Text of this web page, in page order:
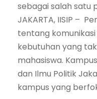
sebagai salah satu
JAKARTA, IISIP –
tentang
kebutuhan yang
mahasiswa.
dan Ilmu Politik
kampus yang